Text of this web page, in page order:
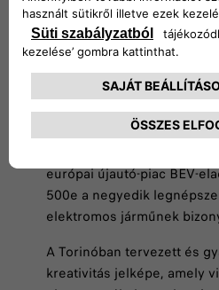
Miközben a
hangsúlyosabban a
akkumulátoros elektromos
rangsorában
míg a francia és spanyol
európai újautó-piac BEV-
500e a negyedik
elektromos járműnek
A Torinóban tervezett és
kreativitás jelképe, amely